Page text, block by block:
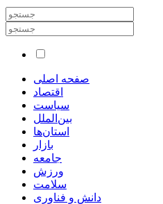
صفحه اصلی
اقتصاد
سیاست
بین‌الملل
استان‌ها
بازار
جامعه
ورزش
سلامت
دانش و فناوری